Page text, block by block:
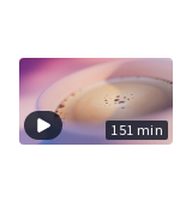
151 min